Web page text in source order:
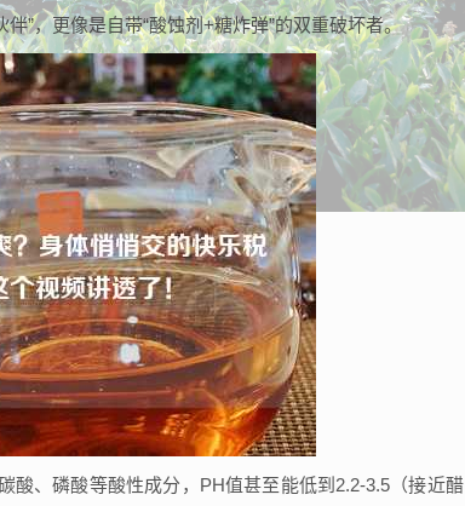
”，更像是自带“酸蚀剂+糖炸弹”的双重破坏者。
酸、磷酸等酸性成分，PH值甚至能低到2.2-3.5（接近醋